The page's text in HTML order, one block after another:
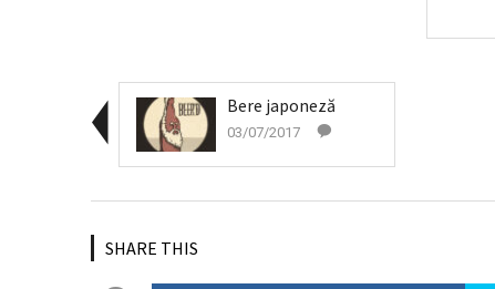
Bere japoneză
03/07/2017
SHARE THIS